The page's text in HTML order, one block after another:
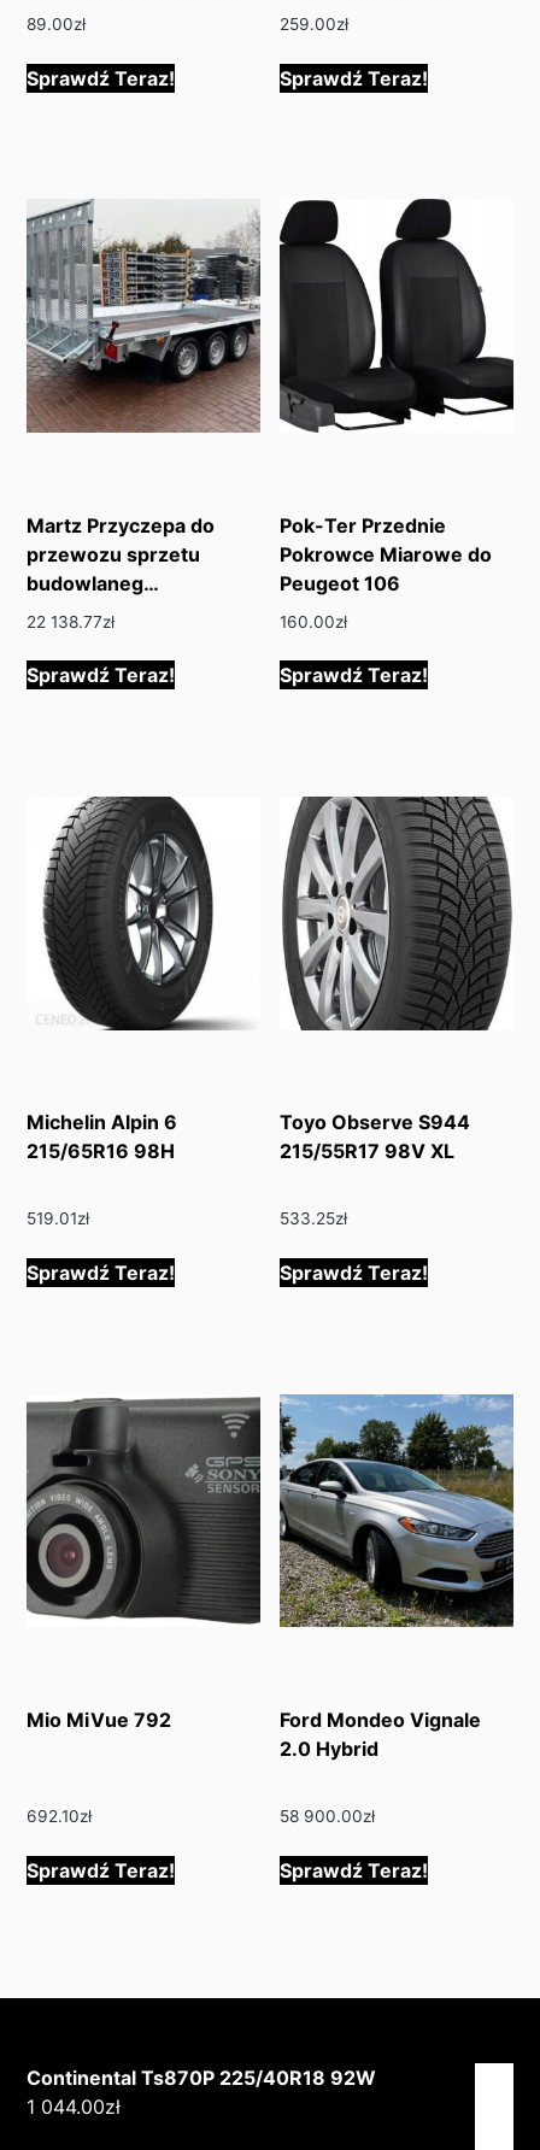
89.00zł
Sprawdź Teraz!
259.00zł
Sprawdź Teraz!
Martz Przyczepa do
przewozu sprzetu
budowlaneg…
22 138.77zł
Sprawdź Teraz!
Pok-Ter Przednie
Pokrowce Miarowe do
Peugeot 106
160.00zł
Sprawdź Teraz!
Michelin Alpin 6
215/65R16 98H
519.01zł
Sprawdź Teraz!
Toyo Observe S944
215/55R17 98V XL
533.25zł
Sprawdź Teraz!
Mio MiVue 792
692.10zł
Sprawdź Teraz!
Ford Mondeo Vignale
2.0 Hybrid
58 900.00zł
Sprawdź Teraz!
Continental Ts870P 225/40R18 92W
1 044.00zł